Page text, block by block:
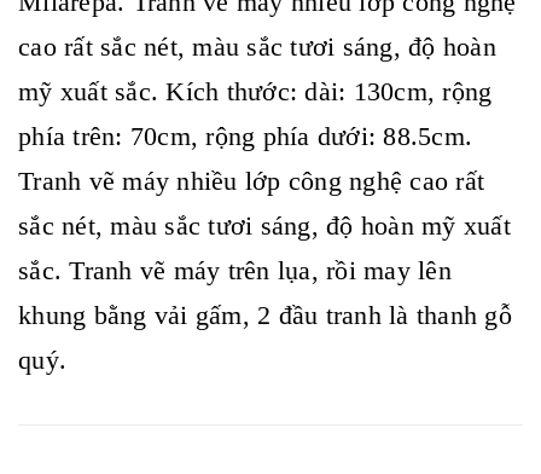
cao rất sắc nét, màu sắc tươi sáng, độ hoàn
mỹ xuất sắc. Kích thước: dài: 130cm, rộng
phía trên: 70cm, rộng phía dưới: 88.5cm.
Tranh vẽ máy nhiều lớp công nghệ cao rất
sắc nét, màu sắc tươi sáng, độ hoàn mỹ xuất
sắc. Tranh vẽ máy trên lụa, rồi may lên
khung bằng vải gấm, 2 đầu tranh là thanh gỗ
quý.